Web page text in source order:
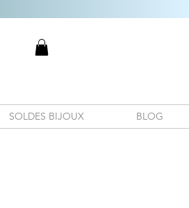
SOLDES BIJOUX BLOG